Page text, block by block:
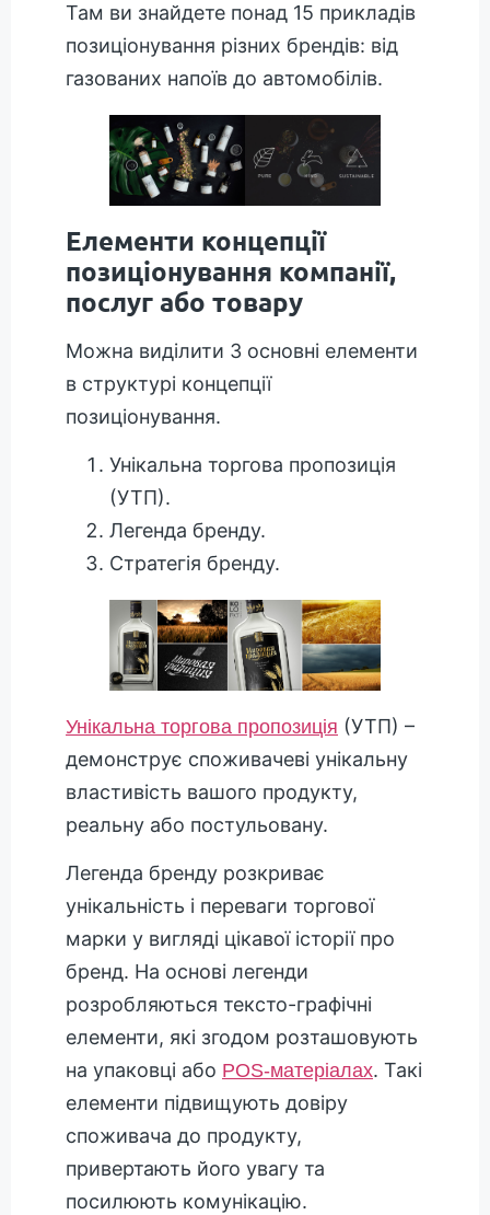
Там ви знайдете понад 15 прикладів
позиціонування різних брендів: від
газованих напоїв до автомобілів.
Елементи концепції
позиціонування компанії,
послуг або товару
Можна виділити 3 основні елементи
в структурі концепції
позиціонування.
Унікальна торгова пропозиція
(УТП).
Легенда бренду.
Стратегія бренду.
Унікальна торгова пропозиція (УТП) –
демонструє споживачеві унікальну
властивість вашого продукту,
реальну або постульовану.
Легенда бренду розкриває
унікальність і переваги торгової
марки у вигляді цікавої історії про
бренд. На основі легенди
розробляються тексто-графічні
елементи, які згодом розташовують
на упаковці або POS-матеріалах. Такі
елементи підвищують довіру
споживача до продукту,
привертають його увагу та
посилюють комунікацію.